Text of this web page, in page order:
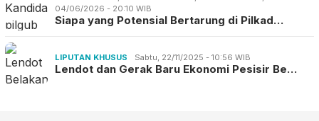
04/06/2026 - 20:10 WIB
Siapa yang Potensial Bertarung di Pilkad…
LIPUTAN KHUSUS Sabtu, 22/11/2025 - 10:56 WIB
Lendot dan Gerak Baru Ekonomi Pesisir Be…